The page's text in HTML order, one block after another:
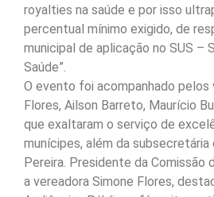
royalties na saúde e por isso
percentual mínimo exigido, de
municipal de aplicação no SUS –
Saúde”.
O evento foi acompanhado pelos
Flores, Ailson Barreto, Maurício
que exaltaram o serviço de
munícipes, além da subsecretária
Pereira. Presidente da Comissão
a vereadora Simone Flores,